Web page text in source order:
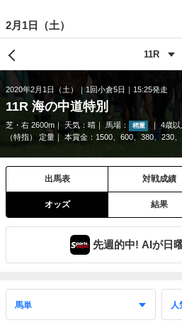
2月1日（土）
2020年2月1日（土） 1回小倉5日 15:25発走
11R 海の中道特別
芝・右 2600m 天気： 晴 馬場： 稍重 4歳以
（特指） 定量
本賞金：1500、600、380、230
出馬表 対戦成績
オッズ 結果
先週的中! AIが日